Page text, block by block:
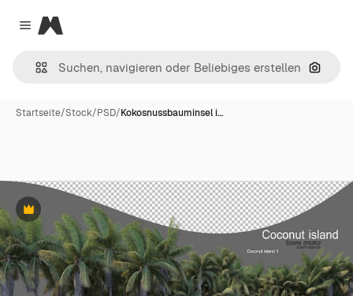
Close menu
Magnific
Nach
Startseite/Stock/PSD/Kokosnussbauminsel i…
Premium